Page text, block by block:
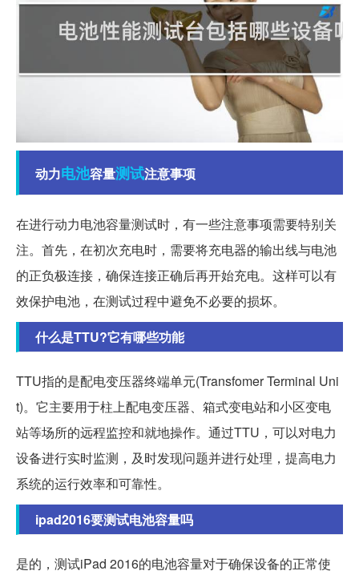
动力电池容量测试注意事项
在进行动力电池容量测试时，有一些注意事项需要特别关
注。首先，在初次充电时，需要将充电器的输出线与电池
的正负极连接，确保连接正确后再开始充电。这样可以有
效保护电池，在测试过程中避免不必要的损坏。
什么是TTU?它有哪些功能
TTU指的是配电变压器终端单元(Transfomer Terminal Uni
t)。它主要用于柱上配电变压器、箱式变电站和小区变电
站等场所的远程监控和就地操作。通过TTU，可以对电力
设备进行实时监测，及时发现问题并进行处理，提高电力
系统的运行效率和可靠性。
ipad2016要测试电池容量吗
是的，测试iPad 2016的电池容量对于确保设备的正常使